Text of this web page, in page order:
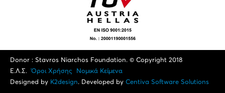
Donor : Stavros Niarchos Foundation. © Copyright 2018
Ε.Λ.Σ.Όροι Xρήσης
Νομικά Κείμενα
Designed by K2design. Developed by Centiva Software Solutions